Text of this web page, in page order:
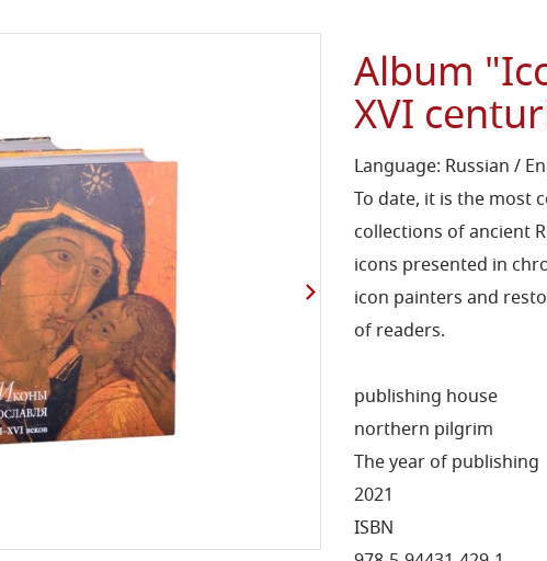
Album
XVI
Language: Russian /
To date, it is the most
collections of ancient
icons presented in
icon painters and
of readers.
publishing house
northern pilgrim
The year of publishing
2021
ISBN